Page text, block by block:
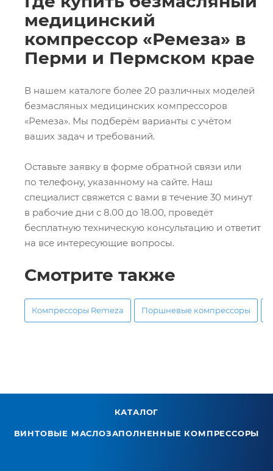
медицинский
компрессор «Ремеза» в
Перми и Пермском крае
В нашем каталоге более 20 различных моделей
безмасляных медицинских компрессоров
«Ремеза». Мы подберём варианты с учётом
ваших задач и требований.
Оставьте заявку в форме обратной связи или
по телефону, указанному на сайте. Наш
специалист свяжется с вами в течение 30 минут
в рабочие дни с 8.00 до 18.00, проведёт
бесплатную техническую консультацию и ответит
на все интересующие вопросы.
Смотрите также
Компрессоры Remeza Поршневые компрессоры
КАТАЛОГ
ВИНТОВЫЕ МАСЛОЗАПОЛНЕННЫЕ КОМПРЕССОРЫ